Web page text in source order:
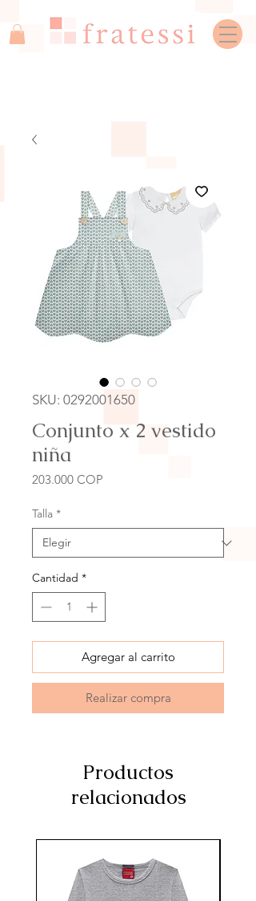
SKU: 0292001650
Conjunto x 2 vestido
niña
203.000 COP
Talla *
Cantidad *
Agregar al carrito
Realizar compra
Productos
relacionados